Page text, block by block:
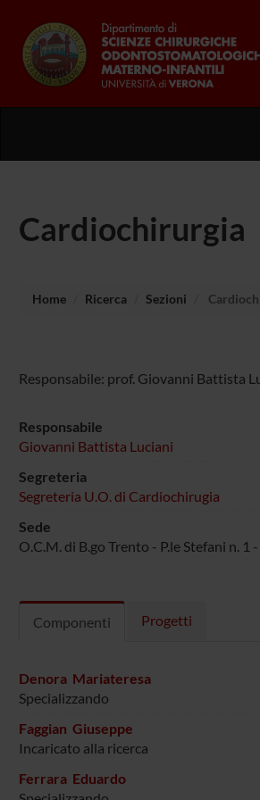
Cardiochirurgia
Home Ricerca Sezioni
Responsabile: prof. Giovanni Battista
Responsabile
Giovanni Battista Luciani
Segreteria
Segreteria U.O. di Cardiochirugia
Sede
O.C.M. di B.go Trento - P.le Stefani n. 1
Componenti Progetti
Denora Mariateresa
Specializzando
Faggian Giuseppe
Incaricato alla ricerca
Ferrara Eduardo